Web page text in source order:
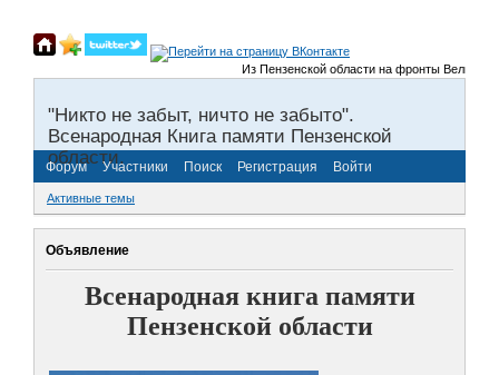
Из Пензенской области на фронты Великой
"Никто не забыт, ничто не забыто".
Всенародная Книга памяти Пензенской
области.
Форум Участники Поиск Регистрация Войти
Активные темы
Объявление
Всенародная книга памяти
Пензенской области